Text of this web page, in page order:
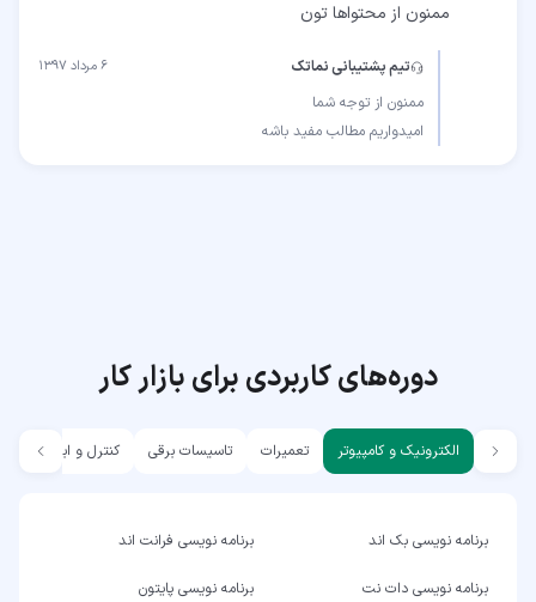
ممنون از محتواها تون
تیم پشتیبانی نماتک ۶ مرداد ۱۳۹۷
امیدواریم مطالب مفید باشه
دوره‌های کاربردی برای بازار کار
الکترونیک و کامپیوتر تعمیرات تاسیسات برقی کنترل و ابزار دقیق
برنامه نویسی بک اند برنامه نویسی فرانت اند
برنامه نویسی دات نت برنامه نویسی پایتون